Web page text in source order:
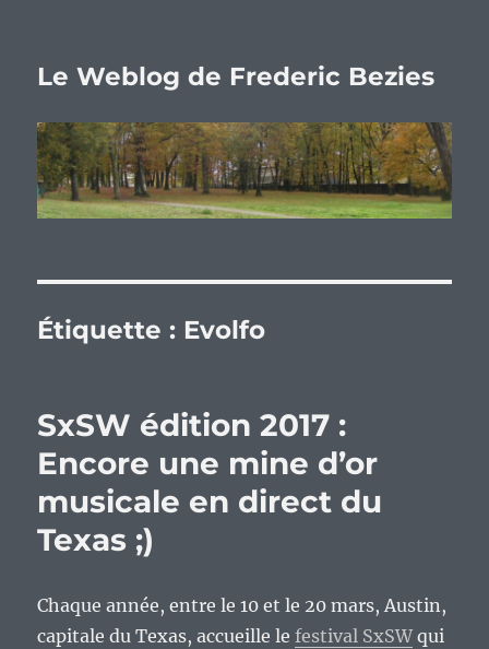
Le Weblog de Frederic Bezies
Étiquette : Evolfo
SxSW édition 2017 :
Encore une mine d’or
musicale en direct du
Texas ;)
Chaque année, entre le 10 et le 20 mars, Austin,
capitale du Texas, accueille lefestival SxSWqui